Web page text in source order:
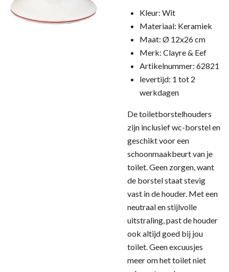
Kleur: Wit
Materiaal: Keramiek
Maat: Ø 12x26 cm
Merk: Clayre & Eef
Artikelnummer: 62821
levertijd: 1 tot 2
werkdagen
De toiletborstelhouders
zijn inclusief wc-borstel en
geschikt voor een
schoonmaakbeurt van je
toilet. Geen zorgen, want
de borstel staat stevig
vast in de houder. Met een
neutraal en stijlvolle
uitstraling, past de houder
ook altijd goed bij jou
toilet. Geen excuusjes
meer om het toilet niet